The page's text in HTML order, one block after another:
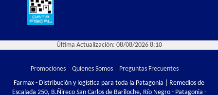
Última Actualización: 08/08/2026 8:10
Promociones Quienes Somos
Preguntas Frecuentes
Farmax - Distribución y logística para toda la Patagonia | Remedios de
Escalada 250, B.Ñireco San Carlos de Bariloche, Río Negro - Patagonia -